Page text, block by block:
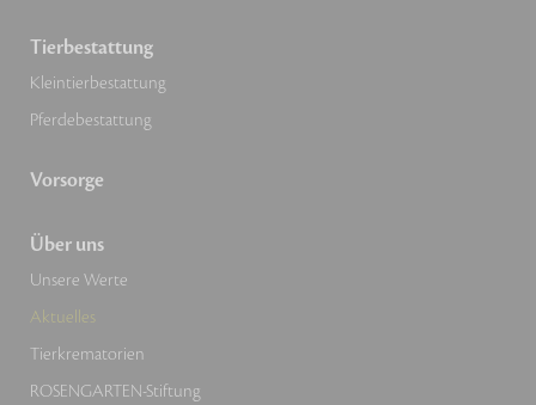
Tierbestattung
Kleintierbestattung
Pferdebestattung
Vorsorge
Über uns
Unsere Werte
Aktuelles
Tierkrematorien
ROSENGARTEN-Stiftung